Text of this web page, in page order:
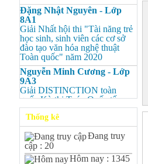
Đặng Nhật Nguyên - Lớp
8A1
Giải Nhất hội thi "Tài năng trẻ
học sinh, sinh viên các cơ sở
đào tạo văn hóa nghệ thuật
Toàn quốc" năm 2020
Nguyễn Minh Cương - Lớp
9A3
Giải DISTINCTION toàn
quốc Kỳ thi Toán Quốc tế
Kangaroo – IKMC 2020
Nguyễn Minh Cương - Lớp
9A3
Giải Ba kỳ thi chọn HSG cấp
tỉnh môn Toán.
Thống kê
Đang truy
cập : 20
Hôm nay : 1345